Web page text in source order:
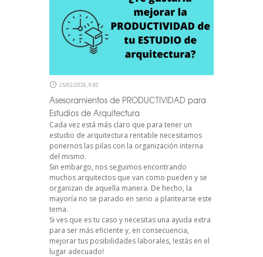
25/02/2026, 9:00
Asesoramientos de PRODUCTIVIDAD para
Estudios de Arquitectura
Cada vez está más claro que para tener un
estudio de arquitectura rentable necesitamos
ponernos las pilas con la organización interna
del mismo.
Sin embargo, nos seguimos encontrando
muchos arquitectos que van como pueden y se
organizan de aquella manera. De hecho, la
mayoría no se parado en serio a plantearse este
tema.
Si ves que es tu caso y necesitas una ayuda extra
para ser más eficiente y, en consecuencia,
mejorar tus posibilidades laborales, !estás en el
lugar adecuado!